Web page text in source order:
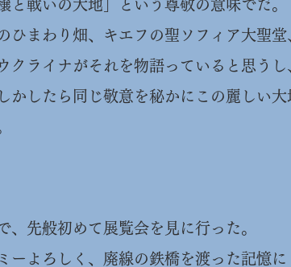
と戦いの大地」という尊敬の意味でだ。
ひまわり畑、キエフの聖ソフィア大聖堂
クライナがそれを物語っていると思うし
かしたら同じ敬意を秘かにこの麗しい大
、先般初めて展覧会を見に行った。
ーよろしく、廃線の鉄橋を渡った記憶に